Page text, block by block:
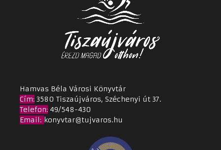
Hamvas Béla Városi Könyvtár
Cím: 3580 Tiszaújváros, Széchenyi út 37.
Telefon: 49/548-430
Email: konyvtar@tujvaros.hu